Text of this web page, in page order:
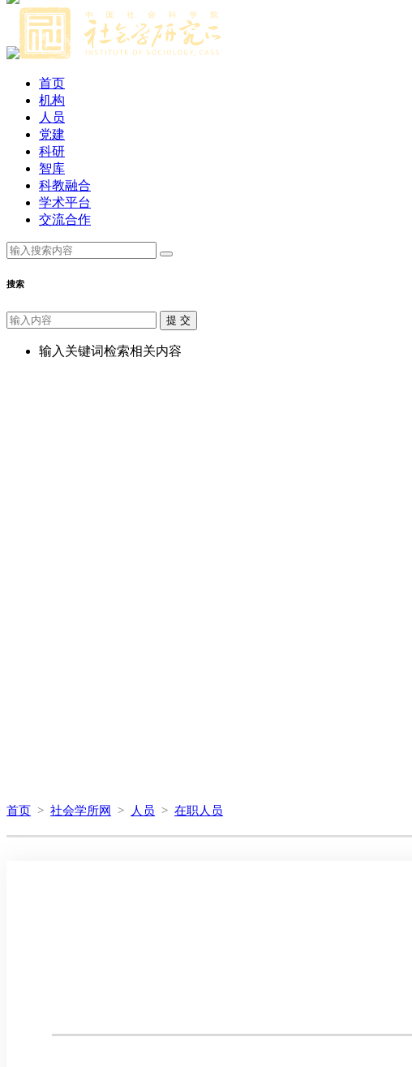
首页
机构
人员
党建
科研
智库
科教融合
学术平台
交流合作
搜索
提 交
输入关键词检索相关内容
首页 > 社会学所网 > 人员 > 在职人员